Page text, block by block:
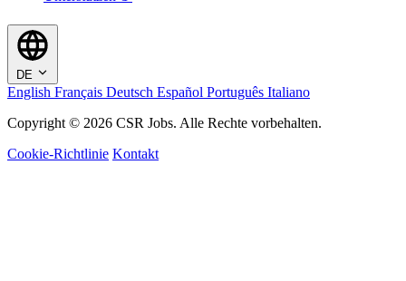
DE
English Français Deutsch Español Português Italiano
Copyright © 2026 CSR Jobs. Alle Rechte vorbehalten.
Cookie-Richtlinie Kontakt